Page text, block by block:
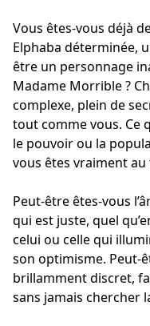
Vous êtes-vous déjà
Elphaba déterminée,
être un personnage
Madame Morrible ?
complexe, plein de
tout comme vous. Ce
le pouvoir ou la
vous êtes vraiment
Peut-être êtes-vous
qui est juste, quel
celui ou celle qui
son optimisme. Peut-
brillamment discret,
sans jamais chercher